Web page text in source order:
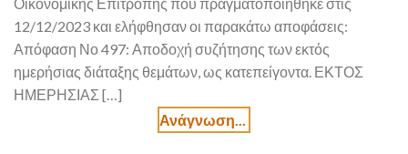
12/12/2023 και ελήφθησαν οι παρακάτω αποφάσεις:
Απόφαση Νο 497: Αποδοχή συζήτησης των εκτός
ημερήσιας διάταξης θεμάτων, ως κατεπείγοντα. ΕΚΤΟΣ
ΗΜΕΡΗΣΙΑΣ […]